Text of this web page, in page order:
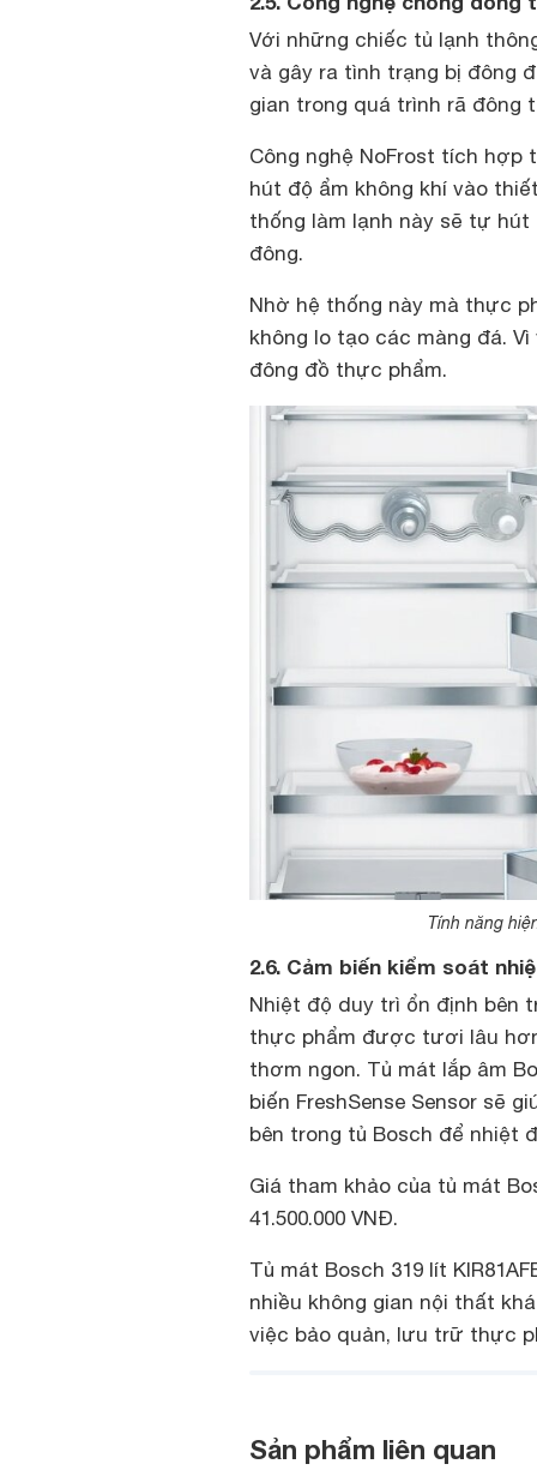
Với những chiếc tủ lạnh
và gây ra tình trạng bị đông
gian trong quá trình rã đông
Công nghệ NoFrost tích hợp
hút độ ẩm không khí vào
thống làm lạnh này sẽ tự
đông.
Nhờ hệ thống này mà thực
không lo tạo các màng đá.
đông đồ thực phẩm.
Tính năng
2.6. Cảm biến kiểm soát
Nhiệt độ duy trì ổn định bên
thực phẩm được tươi lâu
thơm ngon. Tủ mát lắp âm
biến FreshSense Sensor sẽ
bên trong tủ Bosch để nhiệt
Giá tham khảo của tủ mát
41.500.000 VNĐ.
Tủ mát Bosch 319 lít
nhiều không gian nội thất
việc bảo quản, lưu trữ thực
Sản phẩm liên quan